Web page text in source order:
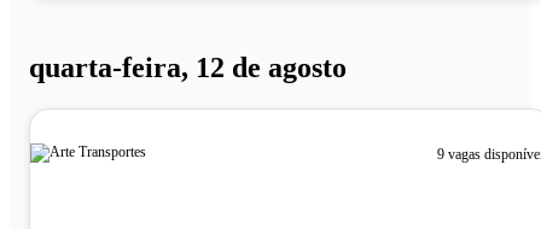
quarta-feira, 12 de agosto
9 vagas